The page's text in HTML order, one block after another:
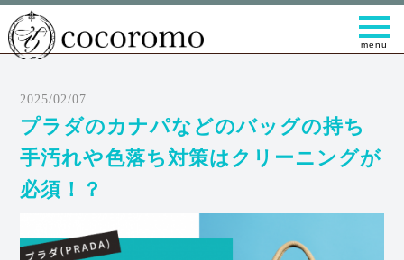
t
o
g
g
o
2025/02/07
プラダのカナパなどのバッグの持ち
手汚れや色落ち対策はクリーニングが
必須！？